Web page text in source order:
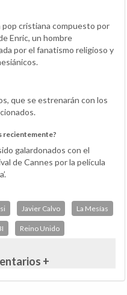
pop cristiana compuesto por
Enric, un hombre
por el fanatismo religioso y
que se estrenarán con los
recientemente?
galardonados con el
de Cannes por la película
Javier Calvo La Mesías
Reino Unido
+